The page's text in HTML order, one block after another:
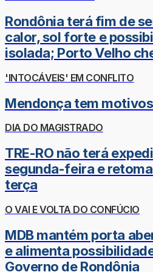
Rondônia terá fim de
calor, sol forte e
isolada; Porto Velho
'INTOCÁVEIS' EM CONFLITO
Mendonça tem
DIA DO MAGISTRADO
TRE-RO não terá
segunda-feira e
terça
O VAI E VOLTA DO CONFÚCIO
MDB mantém porta
e alimenta
Governo de Rondônia